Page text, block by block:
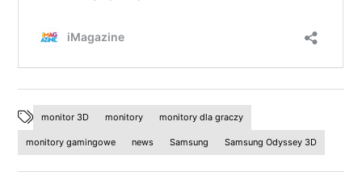
monitor 3D monitory monitory dla graczy
monitory gamingowe news Samsung Samsung Odyssey 3D